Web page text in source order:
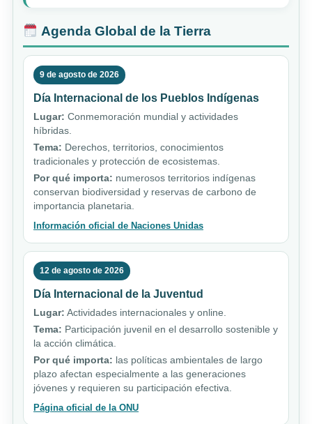
Agenda Global de la Tierra
9 de agosto de 2026
Día Internacional de los Pueblos Indígenas
Lugar: Conmemoración mundial y actividades
híbridas.
Tema: Derechos, territorios, conocimientos
tradicionales y protección de ecosistemas.
Por qué importa: numerosos territorios indígenas
conservan biodiversidad y reservas de carbono de
importancia planetaria.
Información oficial de Naciones Unidas
12 de agosto de 2026
Día Internacional de la Juventud
Lugar: Actividades internacionales y online.
Tema: Participación juvenil en el desarrollo sostenible y
la acción climática.
Por qué importa: las políticas ambientales de largo
plazo afectan especialmente a las generaciones
jóvenes y requieren su participación efectiva.
Página oficial de la ONU